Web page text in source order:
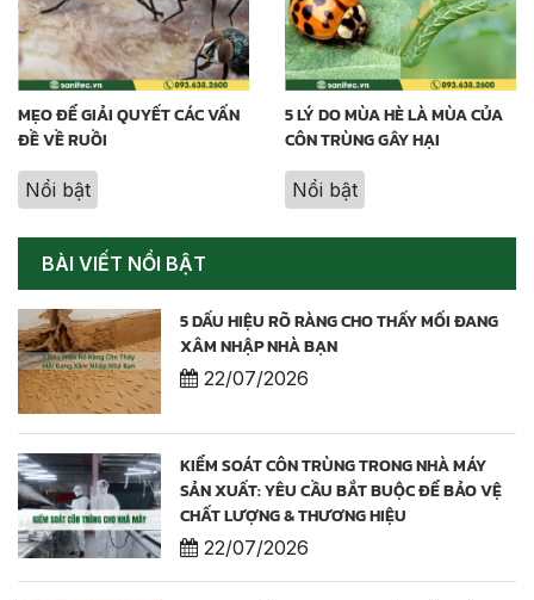
MẸO ĐỂ GIẢI QUYẾT CÁC VẤN
ĐỀ VỀ RUỒI
Nổi bật
5 LÝ DO MÙA HÈ LÀ MÙA CỦA
CÔN TRÙNG GÂY HẠI
Nổi bật
BÀI VIẾT NỔI BẬT
5 DẤU HIỆU RÕ RÀNG CHO THẤY MỐI ĐANG
XÂM NHẬP NHÀ BẠN
22/07/2026
KIỂM SOÁT CÔN TRÙNG TRONG NHÀ MÁY
SẢN XUẤT: YÊU CẦU BẮT BUỘC ĐỂ BẢO VỆ
CHẤT LƯỢNG & THƯƠNG HIỆU
22/07/2026